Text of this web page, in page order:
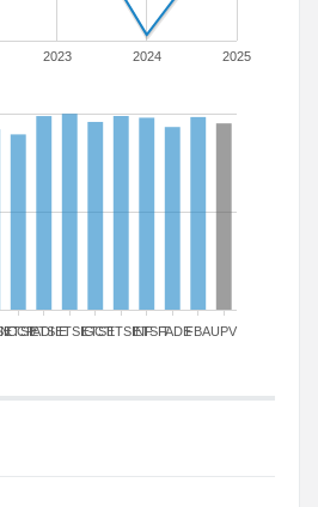
2023 2024 2025
ETSIADI
ETSIEETSIGCT
ETSIIETSINFETSITFADEFBAUPV